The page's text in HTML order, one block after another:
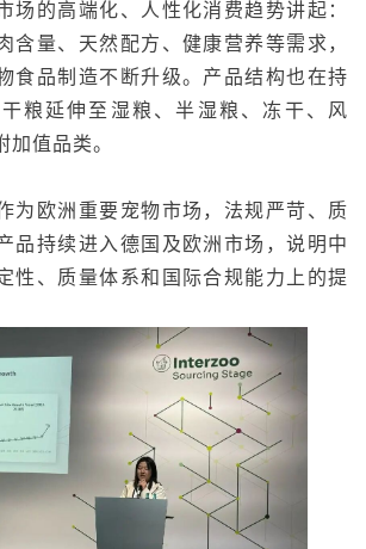
场的高端化、人性化消费趋势讲起：
含量、天然配方、健康营养等需求，
食品制造不断升级。产品结构也在持
粮延伸至湿粮、半湿粮、冻干、风
值品类。
为欧洲重要宠物市场，法规严苛、质
品持续进入德国及欧洲市场，说明中
性、质量体系和国际合规能力上的提